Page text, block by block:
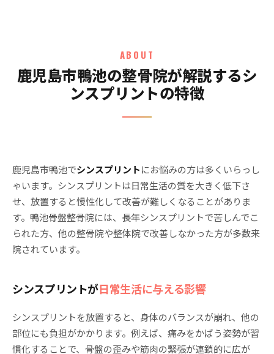
ABOUT
鹿児島市鴨池の整骨院が解説するシ
ンスプリントの特徴
鹿児島市鴨池でシンスプリントにお悩みの方は多くいらっし
ゃいます。シンスプリントは日常生活の質を大きく低下さ
せ、放置すると慢性化して改善が難しくなることがありま
す。鴨池骨盤整骨院には、長年シンスプリントで苦しんでこ
られた方、他の整骨院や整体院で改善しなかった方が多数来
院されています。
シンスプリントが日常生活に与える影響
シンスプリントを放置すると、身体のバランスが崩れ、他の
部位にも負担がかかります。例えば、痛みをかばう姿勢が習
慣化することで、骨盤の歪みや筋肉の緊張が連鎖的に広が